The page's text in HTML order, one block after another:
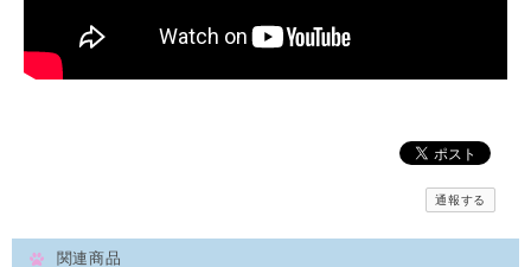
通報する
関連商品